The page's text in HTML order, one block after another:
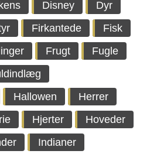
Disney
Dyr
Firkantede
Fisk
Frugt
Fugle
Hallowen
Herrer
Hjerter
Hoveder
Indianer